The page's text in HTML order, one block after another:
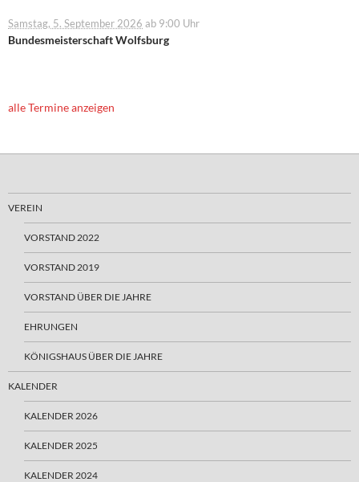
Samstag, 5. September 2026 ab 9:00 Uhr
Bundesmeisterschaft Wolfsburg
alle Termine anzeigen
VEREIN
VORSTAND 2022
VORSTAND 2019
VORSTAND ÜBER DIE JAHRE
EHRUNGEN
KÖNIGSHAUS ÜBER DIE JAHRE
KALENDER
KALENDER 2026
KALENDER 2025
KALENDER 2024